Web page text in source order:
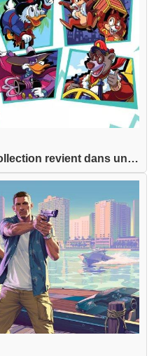
The Disney Afternoon Collection revient dans une...